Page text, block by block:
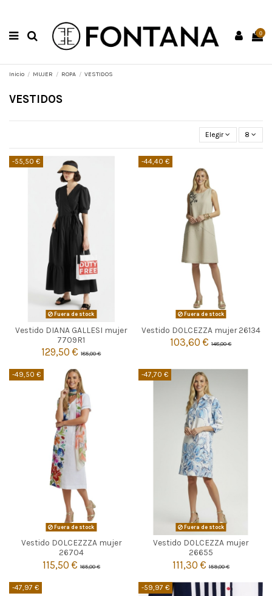
0
Inicio MUJER ROPA VESTIDOS
VESTIDOS
Elegir 8
-55,50 €
Fuera de stock
Vestido DIANA GALLESI mujer
7709R1
129,50 €185,00 €
 Agotado
-44,40 €
Fuera de stock
Vestido DOLCEZZA mujer 26134
103,60 €148,00 €
 Agotado
-49,50 €
Fuera de stock
Vestido DOLCEZZZA mujer
26704
115,50 €165,00 €
 Agotado
-47,70 €
Fuera de stock
Vestido DOLCEZZA mujer
26655
111,30 €159,00 €
 Agotado
-47,97 € -59,97 €